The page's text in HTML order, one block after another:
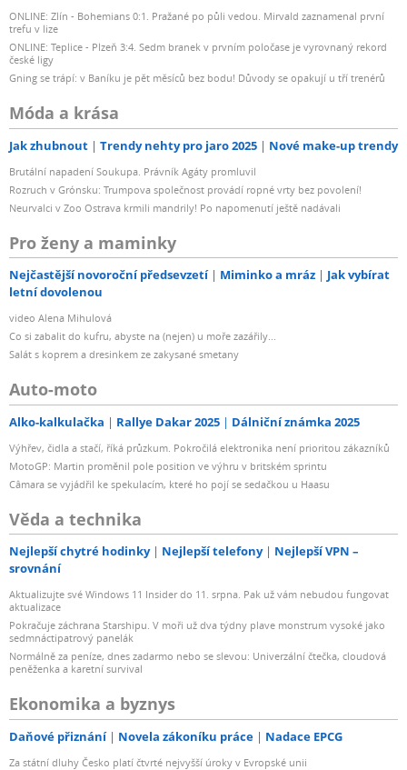
ONLINE: Zlín - Bohemians 0:1. Pražané po půli vedou. Mirvald zaznamenal první
trefu v lize
ONLINE: Teplice - Plzeň 3:4. Sedm branek v prvním poločase je vyrovnaný rekord
české ligy
Gning se trápí: v Baníku je pět měsíců bez bodu! Důvody se opakují u tří trenérů
Móda a krása
Jak zhubnout Trendy nehty pro jaro 2025 Nové make-up trendy
Brutální napadení Soukupa. Právník Agáty promluvil
Rozruch v Grónsku: Trumpova společnost provádí ropné vrty bez povolení!
Neurvalci v Zoo Ostrava krmili mandrily! Po napomenutí ještě nadávali
Pro ženy a maminky
Nejčastější novoroční předsevzetí Miminko a mráz
Jak vybírat
letní dovolenou
video Alena Mihulová
Co si zabalit do kufru, abyste na (nejen) u moře zazářily...
Salát s koprem a dresinkem ze zakysané smetany
Auto-moto
Alko-kalkulačka Rallye Dakar 2025 Dálniční známka 2025
Výhřev, čidla a stačí, říká průzkum. Pokročilá elektronika není prioritou zákazníků
MotoGP: Martin proměnil pole position ve výhru v britském sprintu
Câmara se vyjádřil ke spekulacím, které ho pojí se sedačkou u Haasu
Věda a technika
Nejlepší chytré hodinky Nejlepší telefony
Nejlepší VPN –
srovnání
Aktualizujte své Windows 11 Insider do 11. srpna. Pak už vám nebudou fungovat
aktualizace
Pokračuje záchrana Starshipu. V moři už dva týdny plave monstrum vysoké jako
sedmnáctipatrový panelák
Normálně za peníze, dnes zadarmo nebo se slevou: Univerzální čtečka, cloudová
peněženka a karetní survival
Ekonomika a byznys
Daňové přiznání Novela zákoníku práce Nadace EPCG
Za státní dluhy Česko platí čtvrté nejvyšší úroky v Evropské unii